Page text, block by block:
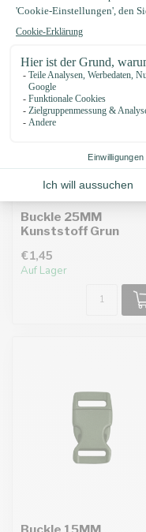
Buckle 25MM
Kunststoff Grun
€1,45
Auf Lager